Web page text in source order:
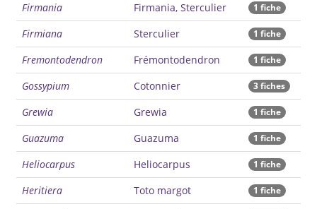
Firmania Firmania, Sterculier 1 fiche
Firmiana Sterculier 1 fiche
Fremontodendron Frémontodendron 1 fiche
Gossypium Cotonnier 3 fiches
Grewia Grewia 1 fiche
Guazuma Guazuma 1 fiche
Heliocarpus Heliocarpus 1 fiche
Heritiera Toto margot 1 fiche